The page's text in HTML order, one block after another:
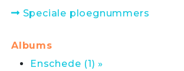
Speciale ploegnummers
Albums
Enschede (1) »